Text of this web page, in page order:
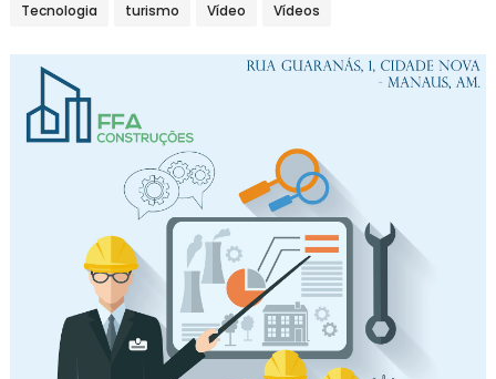
Tecnologia turismo Vídeo Vídeos